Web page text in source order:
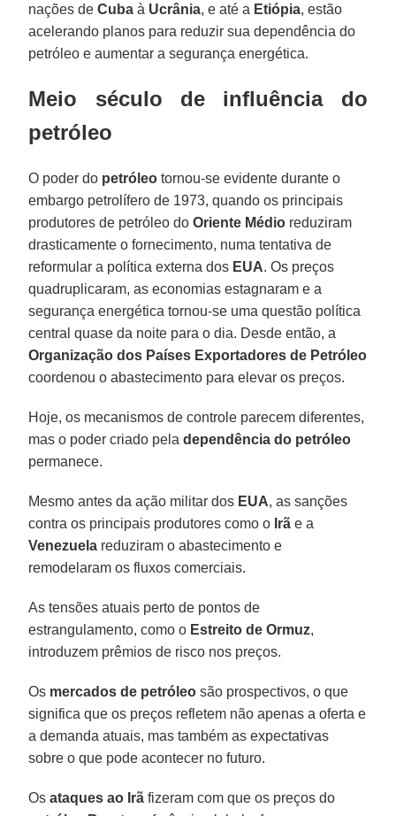
nações deCuba à Ucrânia, e até a Etiópia, estão
acelerando planos para reduzir sua dependência do
petróleo e aumentar a segurança energética.
Meio século de influência do
petróleo
O poder do petróleo tornou-se evidente durante o
embargo petrolífero de 1973, quando os principais
produtores de petróleo doOriente Médio reduziram
drasticamente o fornecimento, numa tentativa de
reformular a política externa dos EUA. Os preços
quadruplicaram, as economias estagnaram e a
segurança energética tornou-se uma questão política
central quase da noite para o dia. Desde então, a
Organização dos Países Exportadores de Petróleo
coordenou o abastecimento para elevar os preços.
Hoje, os mecanismos de controle parecem diferentes,
mas o poder criado peladependência do petróleo
permanece.
Mesmo antes da ação militar dos EUA, as sanções
contra os principais produtores como o Irã e a
Venezuela reduziram o abastecimento e
remodelaram os fluxos comerciais.
As tensões atuais perto de pontos de
estrangulamento, como o Estreito de Ormuz,
introduzem prêmios de risco nos preços.
Os mercados de petróleo são prospectivos, o que
significa que os preços refletem não apenas a oferta e
a demanda atuais, mas também as expectativas
sobre o que pode acontecer no futuro.
Osataques ao Irã fizeram com que os preços do